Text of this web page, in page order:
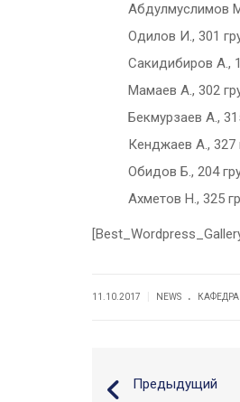
Абдулмуслимов
Одилов И., 301
Сакидибиров А.,
Мамаев А., 302
Бекмурзаев А.,
Кенджаев А., 327
Обидов Б., 204
Ахметов Н., 325
11.10.2017 NEWS .
Предыдущий